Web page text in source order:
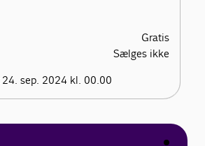
Gratis
Sælges ikke
sep. 2024 kl. 00.00